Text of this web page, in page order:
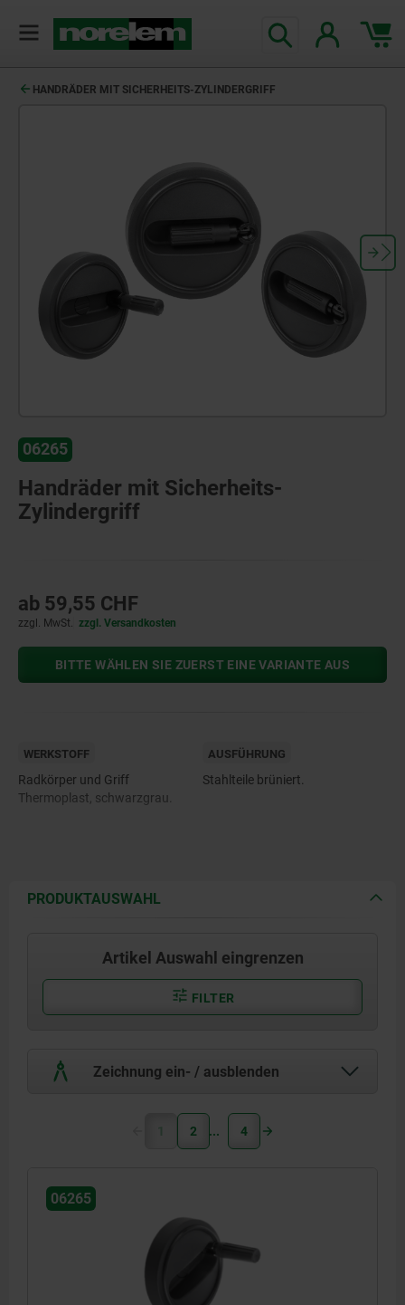
HANDRÄDER MIT SICHERHEITS-ZYLINDERGRIFF
06265
Handräder mit Sicherheits-
Zylindergriff
ab 59,55 CHF
zzgl. MwSt. zzgl. Versandkosten
BITTE WÄHLEN SIE ZUERST EINE VARIANTE AUS
WERKSTOFF
Radkörper und Griff
Thermoplast, schwarzgrau.
AUSFÜHRUNG
Stahlteile brüniert.
PRODUKTAUSWAHL
Artikel Auswahl eingrenzen
FILTER
Zeichnung ein- / ausblenden
1 2 4
06265